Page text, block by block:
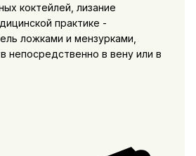
коктейлей, лизание
практике -
ложками и мензурками,
непосредственно в вену или в